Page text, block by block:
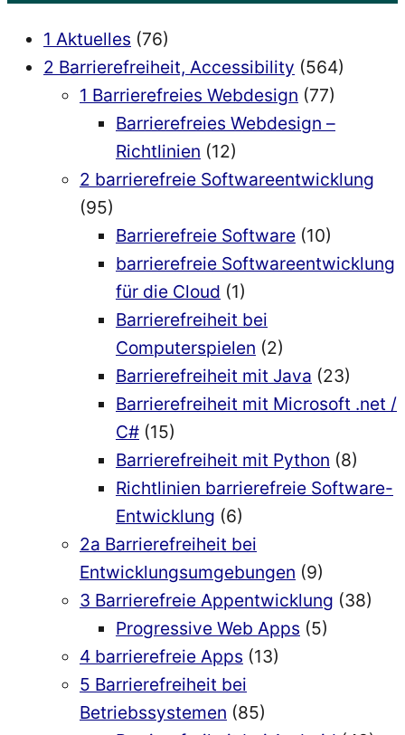
1 Aktuelles (76)
2 Barrierefreiheit, Accessibility (564)
1 Barrierefreies Webdesign (77)
Barrierefreies Webdesign –
Richtlinien (12)
2 barrierefreie Softwareentwicklung
(95)
Barrierefreie Software (10)
barrierefreie Softwareentwicklung
für die Cloud (1)
Barrierefreiheit bei
Computerspielen (2)
Barrierefreiheit mit Java (23)
Barrierefreiheit mit Microsoft .net /
C# (15)
Barrierefreiheit mit Python (8)
Richtlinien barrierefreie Software-
Entwicklung (6)
2a Barrierefreiheit bei
Entwicklungsumgebungen (9)
3 Barrierefreie Appentwicklung (38)
Progressive Web Apps (5)
4 barrierefreie Apps (13)
5 Barrierefreiheit bei
Betriebssystemen (85)